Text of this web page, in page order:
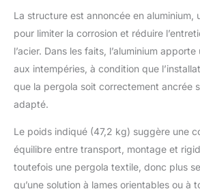
outils
étape par
assembler
pergola
d'enfant
La structure est annoncée en aluminium,
pour limiter la corrosion et réduire
l’acier. Dans les faits, l’aluminium
aux intempéries, à condition que
que la pergola soit correctement ancrée
adapté.
Le poids indiqué (47,2 kg) suggère une
équilibre entre transport, montage et
toutefois une pergola textile, donc plus
qu’une solution à lames orientables ou à